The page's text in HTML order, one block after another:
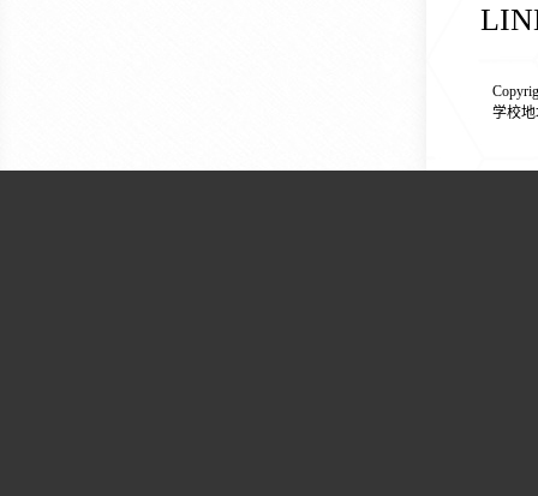
学校